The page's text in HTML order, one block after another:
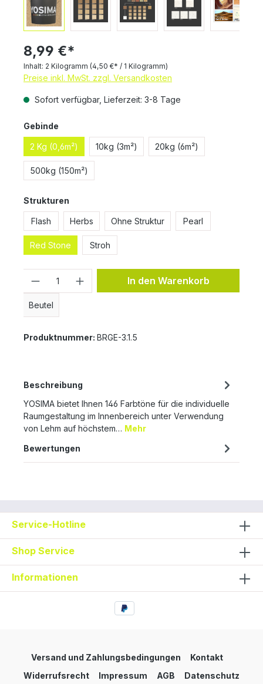
8,99 €*
Inhalt: 2 Kilogramm (4,50 €* / 1 Kilogramm)
Preise inkl. MwSt. zzgl. Versandkosten
Sofort verfügbar, Lieferzeit: 3-8 Tage
Gebinde
2 Kg (0,6m²) 10kg (3m²) 20kg (6m²)
500kg (150m²)
Strukturen
Flash Herbs Ohne Struktur Pearl
Red Stone Stroh
Beutel
In den Warenkorb
Produktnummer: BRGE-3.1.5
Beschreibung
YOSIMA bietet Ihnen 146 Farbtöne für die individuelle
Raumgestaltung im Innenbereich unter Verwendung
von Lehm auf höchstem… Mehr
Bewertungen
Service-Hotline
Shop Service
Informationen
Versand und Zahlungsbedingungen
Kontakt
Widerrufsrecht
Impressum AGB Datenschutz